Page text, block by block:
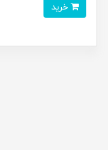
خرید